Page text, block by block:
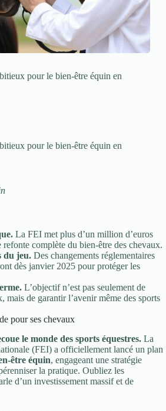
pour le bien-être équin en
pour le bien-être équin en
La FEI met plus d’un million d’euros
complète du bien-être des chevaux.
du jeu. Des changements réglementaires
dès janvier 2025 pour protéger les
L’objectif n’est pas seulement de
mais de garantir l’avenir même des sports
pour ses chevaux
le monde des sports équestres. La
(FEI) a officiellement lancé un plan
être équin, engageant une stratégie
la pratique. Oubliez les
d’un investissement massif et de